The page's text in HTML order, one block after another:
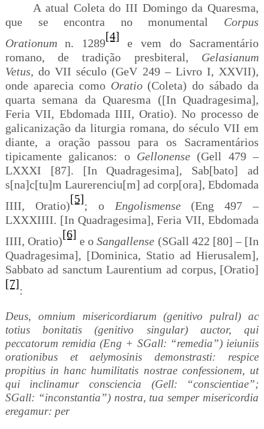
A atual Coleta do III Domingo da Quaresma,
que se encontra no monumental Corpus
Orationumn. 1289
[4]
e vem do Sacramentário
romano, de tradição presbiteral, Gelasianum
Vetus,do VII século (GeV 249 – Livro I, XXVII),
onde aparecia como Oratio(Coleta) do sábado da
quarta semana da Quaresma ([In Quadragesima],
Feria VII, Ebdomada IIII, Oratio). No processo de
galicanização da liturgia romana, do século VII em
diante, a oração passou para os Sacramentários
tipicamente galicanos: o Gellonense (Gell 479 –
LXXXI [87]. [In Quadragesima], Sab[bato] ad
s[na]c[tu]m Laurerenciu[m] ad corp[ora], Ebdomada
IIII, Oratio)
[5]
; o Engolismense(Eng 497 –
LXXXIIII. [In Quadragesima], Feria VII, Ebdomada
IIII, Oratio)
[6]
e oSangallense (SGall 422 [80] – [In
Quadragesima], [Dominica, Statio ad Hierusalem],
Sabbato ad sanctum Laurentium ad corpus, [Oratio]
[7]
:
Deus, omnium misericordiarum (genitivo pulral) ac
totius bonitatis (genitivo singular) auctor, qui
peccatorum remidia (Eng + SGall: “remedia”) ieiuniis
orationibus et aelymosinis demonstrasti: respice
propitius in hanc humilitatis nostrae confessionem, ut
qui inclinamur consciencia (Gell: “conscientiae”;
SGall: “inconstantia”) nostra, tua semper misericordia
eregamur: per